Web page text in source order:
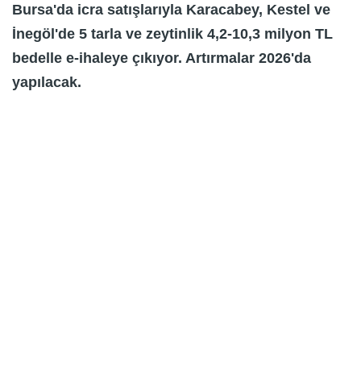
Bursa'da icra satışlarıyla Karacabey, Kestel ve
İnegöl'de 5 tarla ve zeytinlik 4,2-10,3 milyon TL
bedelle e-ihaleye çıkıyor. Artırmalar 2026'da
yapılacak.